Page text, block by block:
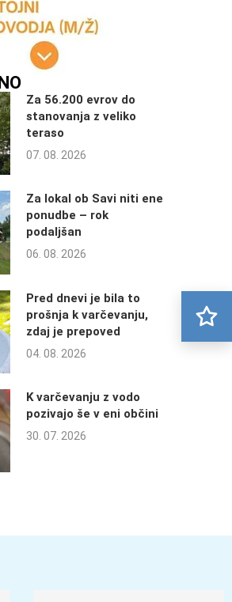
Za 56.200 evrov do
stanovanja z veliko
teraso
07. 08. 2026
Za lokal ob Savi niti ene
ponudbe – rok
podaljšan
06. 08. 2026
Pred dnevi je bila to
prošnja k varčevanju,
zdaj je prepoved
04. 08. 2026
K varčevanju z vodo
pozivajo še v eni občini
30. 07. 2026